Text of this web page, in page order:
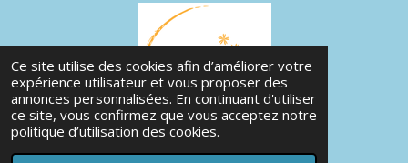
Ce site utilise des cookies afin d’améliorer votre
expérience utilisateur et vous proposer des
annonces personnalisées. En continuant d'utiliser
ce site, vous confirmez que vous acceptez notre
politique d’utilisation des cookies.